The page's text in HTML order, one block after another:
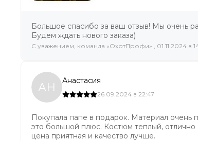
Большое спасибо за ваш отзыв! Мы очень
Будем ждать нового заказа)
C уважением, команда «ОхотПрофи»., 01.11.2024 в
АН Анастасия
26.09.2024 в 22:47
Покупала папе в подарок. Материал очень
это большой плюс. Костюм теплый, отлично
цена приятная и качество лучше.